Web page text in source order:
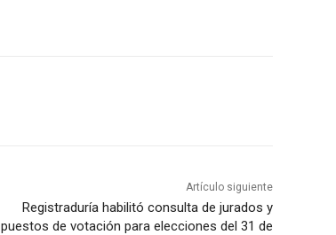
Artículo siguiente
Registraduría habilitó consulta de jurados y
puestos de votación para elecciones del 31 de